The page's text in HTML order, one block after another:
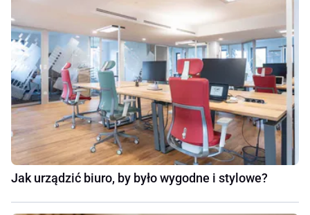
Jak urządzić biuro, by było wygodne i stylowe?